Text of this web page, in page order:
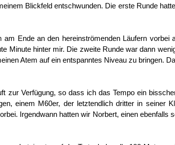
Blickfeld entschwunden. Die erste Runde
Ende an den hereinströmenden Läufern vorbei
Minute hinter mir. Die zweite Runde war dann
Atem auf ein entspanntes Niveau zu bringen.
zur Verfügung, so dass ich das Tempo ein
einem M60er, der letztendlich dritter in seiner
Irgendwann hatten wir Norbert, einen ebenfalls